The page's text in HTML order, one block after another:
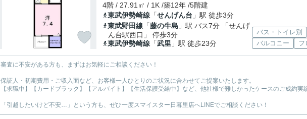
4階 / 27.91㎡ / 1K /築12年 /5階建
東武伊勢崎線 「せんげん台 」駅 徒歩3分
東武野田線 「藤の牛島 」駅 バス7分 「せんげ
ん台駅西口」 停歩3分
東武伊勢崎線 「武里 」駅 徒歩23分
バス・トイレ別
バルコニー
フ
審査に不安がある方も、まずはお気軽にご相談ください！
保証人・初期費用・ご収入面など、お客様一人ひとりのご状況に合わせてご提案いたします。
【求職中】【カードブラック】【アルバイト】【生活保護受給中】など、他社様で難しかったケースのご成約実
「引越したいけど不安…」という方も、ぜひ一度スマイスター日暮里店へLINEでご相談ください！